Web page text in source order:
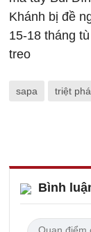
sapa triệt
Bình